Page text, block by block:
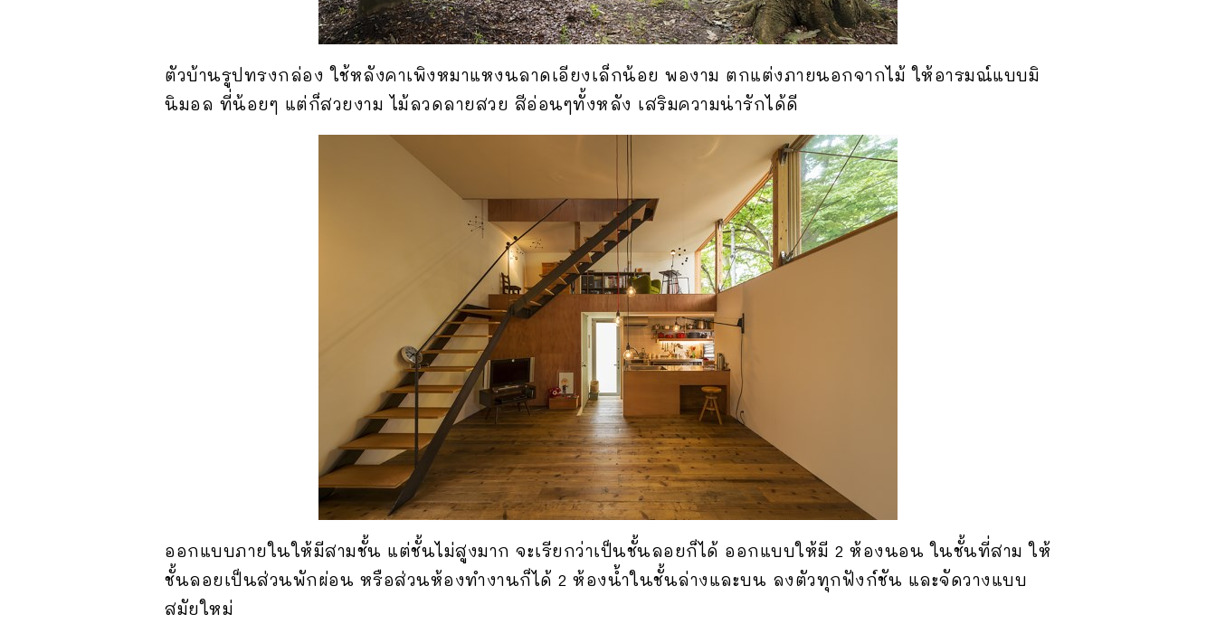
ตัวบ้านรูปทรงกล่อง ใช้หลังคาเพิงหมาแหงนลาดเอียงเล็กน้อย พองาม ตกแต่งภายนอกจากไม้ ให้อารมณ์แบบมิ
นิมอล ที่น้อยๆ แต่ก็สวยงาม ไม้ลวดลายสวย สีอ่อนๆทั้งหลัง เสริมความน่ารักได้ดี
ออกแบบภายในให้มีสามชั้น แต่ชั้นไม่สูงมาก จะเรียกว่าเป็นชั้นลอยก็ได้ ออกแบบให้มี 2 ห้องนอน ในชั้นที่สาม ให้
ชั้นลอยเป็นส่วนพักผ่อน หรือส่วนห้องทำงานก็ได้ 2 ห้องน้ำในชั้นล่างและบน ลงตัวทุกฟังก์ชัน และจัดวางแบบ
สมัยใหม่